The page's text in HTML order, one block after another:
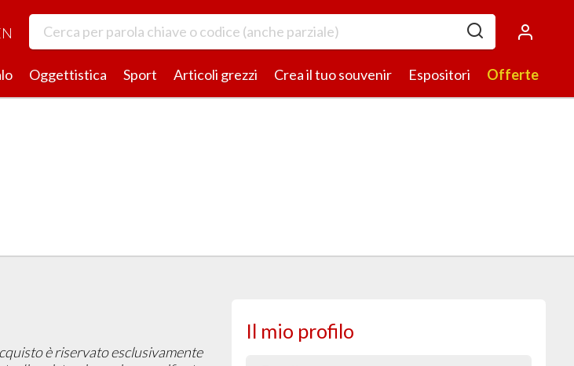
Oggettistica Sport Articoli grezzi Crea il tuo souvenir Espositori Offerte
è riservato esclusivamente
Il mio profilo